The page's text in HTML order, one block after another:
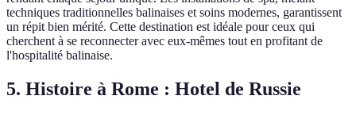
techniques traditionnelles balinaises et soins modernes, garantissent
un répit bien mérité. Cette destination est idéale pour ceux qui
cherchent à se reconnecter avec eux-mêmes tout en profitant de
l'hospitalité balinaise.
5. Histoire à Rome : Hotel de Russie